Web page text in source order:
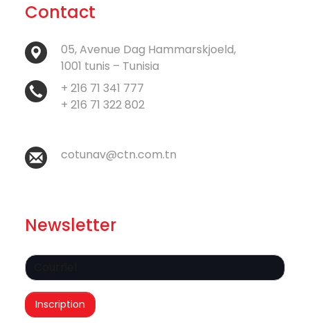
Contact
05, Avenue Dag Hammarskjoeld,
1001 tunis – Tunisia
+ 216 71 341 777
+ 216 71 322 802
cotunav@ctn.com.tn
Newsletter